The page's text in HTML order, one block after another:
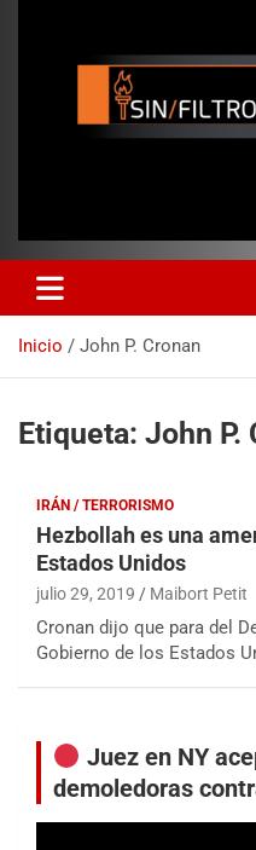
Inicio John P. Cronan
Etiqueta: John P.
IRÁN / TERRORISMO
Hezbollah es una
Estados Unidos
julio 29, 2019 Maibort Petit
Cronan dijo que para del
Gobierno de los Estados
Juez en NY
demoledoras